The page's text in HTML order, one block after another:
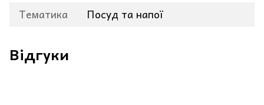
Тематика Посуд та напої
Відгуки